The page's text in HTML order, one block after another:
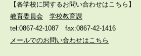
【各学校に関するお問い合わせはこちら】
教育委員会
学校教育課
tel:0867-42-1087
fax:0867-42-1416
メールでのお問い合わせはこちら